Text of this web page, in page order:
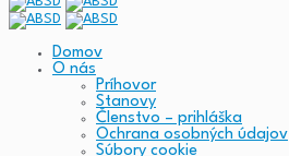
Domov
O nás
Príhovor
Stanovy
Členstvo – prihláška
Ochrana osobných údajov
Súbory cookie